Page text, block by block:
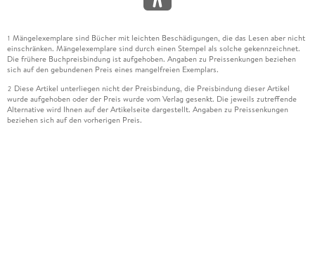
1 Mängelexemplare sind Bücher mit leichten Beschädigungen, die das Lesen aber nicht
einschränken. Mängelexemplare sind durch einen Stempel als solche gekennzeichnet.
Die frühere Buchpreisbindung ist aufgehoben. Angaben zu Preissenkungen beziehen
sich auf den gebundenen Preis eines mangelfreien Exemplars.
2 Diese Artikel unterliegen nicht der Preisbindung, die Preisbindung dieser Artikel
wurde aufgehoben oder der Preis wurde vom Verlag gesenkt. Die jeweils zutreffende
Alternative wird Ihnen auf der Artikelseite dargestellt. Angaben zu Preissenkungen
beziehen sich auf den vorherigen Preis.